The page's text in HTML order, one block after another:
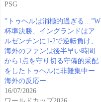
PSG
”トゥヘルは消極的過ぎる…”W
杯準決勝、イングランドはア
ルゼンチンに1-2で逆転負け、
海外のファンは後半早い時間
から1点を守り切る守備的采配
をしたトゥヘルに非難集中ー
海外の反応ー
16/07/2026